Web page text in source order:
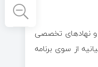
و نهاد‌های تخصصی
از سوی برنامه